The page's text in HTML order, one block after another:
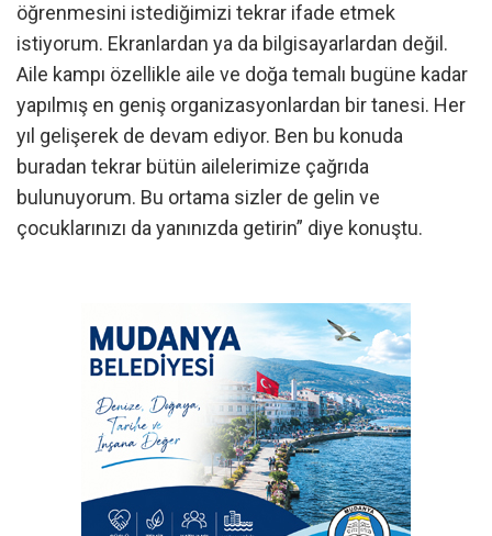
öğrenmesini istediğimizi tekrar ifade etmek
istiyorum. Ekranlardan ya da bilgisayarlardan değil.
Aile kampı özellikle aile ve doğa temalı bugüne kadar
yapılmış en geniş organizasyonlardan bir tanesi. Her
yıl gelişerek de devam ediyor. Ben bu konuda
buradan tekrar bütün ailelerimize çağrıda
bulunuyorum. Bu ortama sizler de gelin ve
çocuklarınızı da yanınızda getirin” diye konuştu.